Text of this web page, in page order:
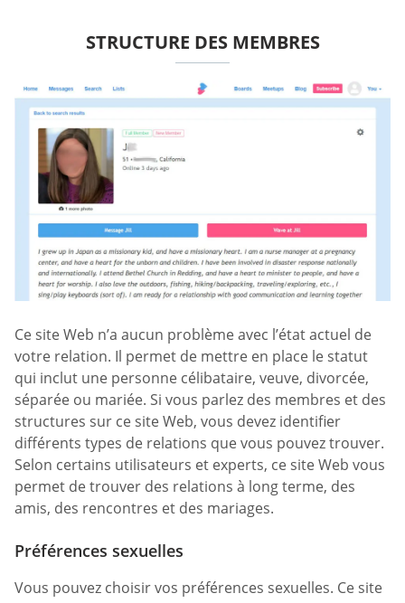
STRUCTURE DES MEMBRES
Ce site Web n’a aucun problème avec l’état actuel de
votre relation. Il permet de mettre en place le statut
qui inclut une personne célibataire, veuve, divorcée,
séparée ou mariée. Si vous parlez des membres et des
structures sur ce site Web, vous devez identifier
différents types de relations que vous pouvez trouver.
Selon certains utilisateurs et experts, ce site Web vous
permet de trouver des relations à long terme, des
amis, des rencontres et des mariages.
Préférences sexuelles
Vous pouvez choisir vos préférences sexuelles. Ce site